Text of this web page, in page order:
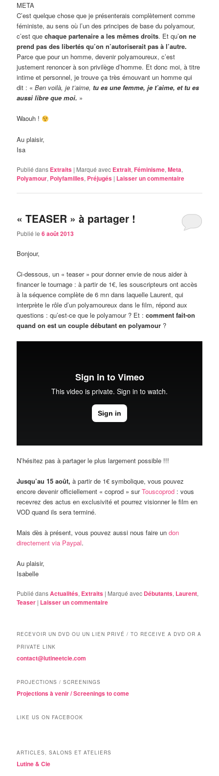
META
C’est quelque chose que je présenterais complètement comme
féministe, au sens où l’un des principes de base du polyamour,
c’est que chaque partenaire a les mêmes droits. Et qu’on ne
prend pas des libertés qu’on n’autoriserait pas à l’autre.
Parce que pour un homme, devenir polyamoureux, c’est
justement renoncer à son privilège d’homme. Et donc moi, à titre
intime et personnel, je trouve ça très émouvant un homme qui
dit : «Ben voilà, je t’aime, tu es une femme, je t’aime, et tu es
aussi libre que moi. »
Waouh !
Au plaisir,
Isa
Publié dans Extraits | Marqué avec Extrait,Féminisme,Meta,
Polyamour, Polyfamilles, Préjugés | Laisser un commentaire
« TEASER » à partager !
Publié le6 août 2013
Bonjour,
Ci-dessous, un « teaser » pour donner envie de nous aider à
financer le tournage : à partir de 1€, les souscripteurs ont accès
à la séquence complète de 6 mn dans laquelle Laurent, qui
interprète le rôle d’un polyamoureux dans le film, répond aux
questions : qu’est-ce que le polyamour ? Et :comment fait-on
quand on est un couple débutant en polyamour ?
N’hésitez pas à partager le plus largement possible !!!
Jusqu’au 15 août, à partir de 1€ symbolique, vous pouvez
encore devenir officiellement « coprod » surTouscoprod : vous
recevrez des actus en exclusivité et pourrez visionner le film en
VOD quand ils sera terminé.
Mais dès à présent, vous pouvez aussi nous faire undon
directement via Paypal.
Au plaisir,
Isabelle
Publié dansActualités, Extraits | Marqué avec Débutants, Laurent,
Teaser | Laisser un commentaire
RECEVOIR UN DVD OU UN LIEN PRIVÉ / TO RECEIVE A DVD OR A
PRIVATE LINK
contact@lutineetcie.com
PROJECTIONS / SCREENINGS
Projections à venir / Screenings to come
LIKE US ON FACEBOOK
ARTICLES, SALONS ET ATELIERS
Lutine & Cie